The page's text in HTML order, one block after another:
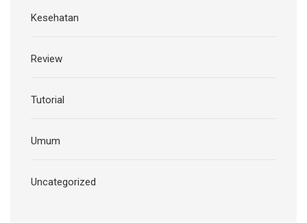
Kesehatan
Review
Tutorial
Umum
Uncategorized